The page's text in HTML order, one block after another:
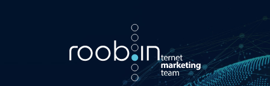
Хотите также? Пишите в телеграм:
vino_costa